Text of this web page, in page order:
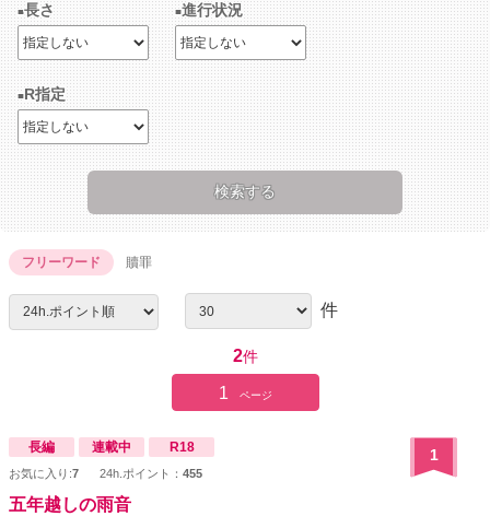
長さ 進行状況
R指定
フリーワード 贖罪
件
2件
1 ページ
長編 連載中 R18
お気に入り:7 24h.ポイント： 455
1
五年越しの雨音